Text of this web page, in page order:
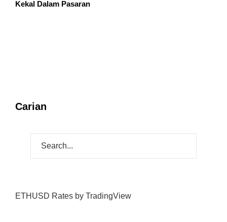
Kekal Dalam Pasaran
Carian
ETHUSD Rates by TradingView